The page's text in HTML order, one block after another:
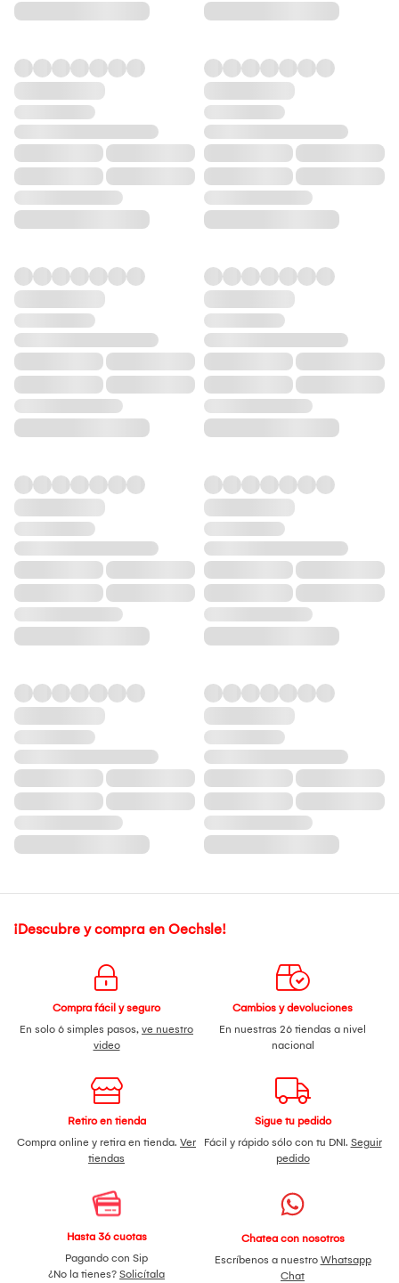
¡Descubre y compra en Oechsle!
Compra fácil y seguro
En solo 6 simples pasos, ve nuestro
video
Cambios y devoluciones
En nuestras 26 tiendas a nivel
nacional
Retiro en tienda
Compra online y retira en tienda. Ver
tiendas
Sigue tu pedido
Fácil y rápido sólo con tu DNI. Seguir
pedido
Hasta 36 cuotas
Pagando con Sip
¿No la tienes? Solicítala
Chatea con nosotros
Escríbenos a nuestro Whatsapp
Chat